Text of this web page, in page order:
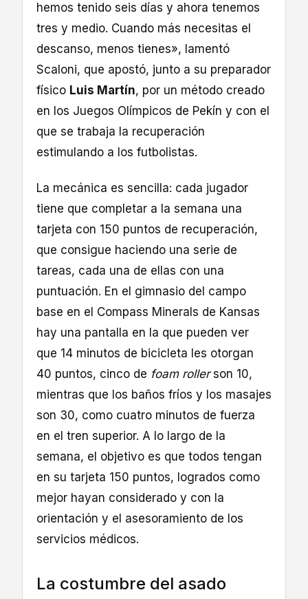
hemos tenido seis días y ahora tenemos
tres y medio. Cuando más necesitas el
descanso, menos tienes», lamentó
Scaloni, que apostó, junto a su preparador
físico Luis Martín, por un método creado
en los Juegos Olímpicos de Pekín y con el
que se trabaja la recuperación
estimulando a los futbolistas.
La mecánica es sencilla: cada jugador
tiene que completar a la semana una
tarjeta con 150 puntos de recuperación,
que consigue haciendo una serie de
tareas, cada una de ellas con una
puntuación. En el gimnasio del campo
base en el Compass Minerals de Kansas
hay una pantalla en la que pueden ver
que 14 minutos de bicicleta les otorgan
40 puntos, cinco de foam rollerson 10,
mientras que los baños fríos y los masajes
son 30, como cuatro minutos de fuerza
en el tren superior. A lo largo de la
semana, el objetivo es que todos tengan
en su tarjeta 150 puntos, logrados como
mejor hayan considerado y con la
orientación y el asesoramiento de los
servicios médicos.
La costumbre del asado